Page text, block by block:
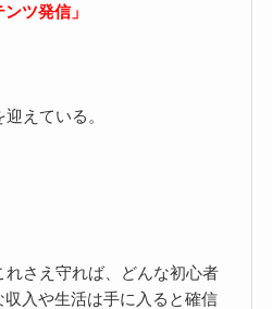
ツ発信」
えている。
れさえ守れば、どんな初心者
入や生活は手に入ると確信